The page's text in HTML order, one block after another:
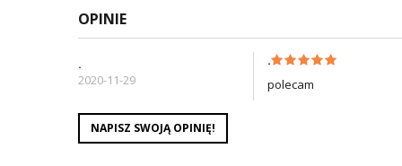
OPINIE
.
2020-11-29
.
polecam
NAPISZ SWOJĄ OPINIĘ!